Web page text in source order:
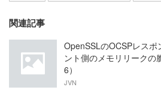
関連記事
OpenSSLのOCSPレス
ント側のメモリリーク
6）
JVN